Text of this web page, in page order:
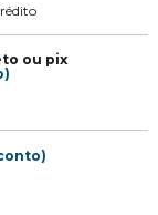
ou pix